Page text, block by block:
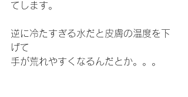
てします。
逆に冷たすぎる水だと皮膚の温度を下
げて
手が荒れやすくなるんだとか。。。